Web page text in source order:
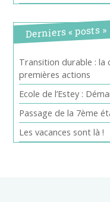
Derniers « posts »
Transition durable : la
premières actions
Ecole de l’Estey :
Passage de la 7ème
Les vacances sont là !